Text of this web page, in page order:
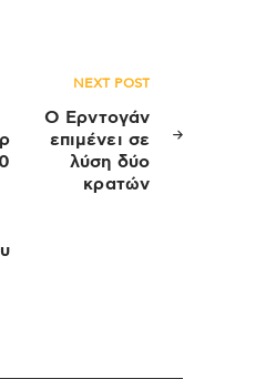
NEXT POST
Ο Ερντογάν
επιμένει σε
λύση δύο
κρατών